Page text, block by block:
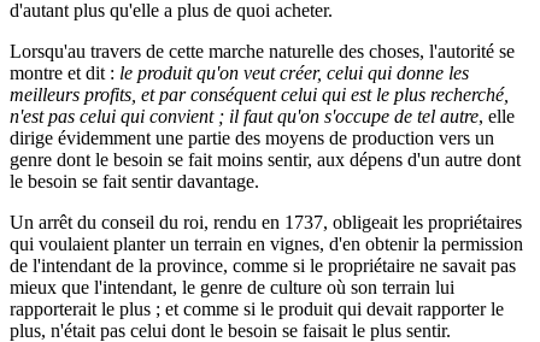
d'autant plus qu'elle a plus de quoi acheter.
Lorsqu'au travers de cette marche naturelle des choses, l'autorité se
montre et dit : le produit qu'on veut créer, celui qui donne les
meilleurs profits, et par conséquent celui qui est le plus recherché,
n'est pas celui qui convient ; il faut qu'on s'occupe de tel autre, elle
dirige évidemment une partie des moyens de production vers un
genre dont le besoin se fait moins sentir, aux dépens d'un autre dont
le besoin se fait sentir davantage.
Un arrêt du conseil du roi, rendu en 1737, obligeait les propriétaires
qui voulaient planter un terrain en vignes, d'en obtenir la permission
de l'intendant de la province, comme si le propriétaire ne savait pas
mieux que l'intendant, le genre de culture où son terrain lui
rapporterait le plus ; et comme si le produit qui devait rapporter le
plus, n'était pas celui dont le besoin se faisait le plus sentir.